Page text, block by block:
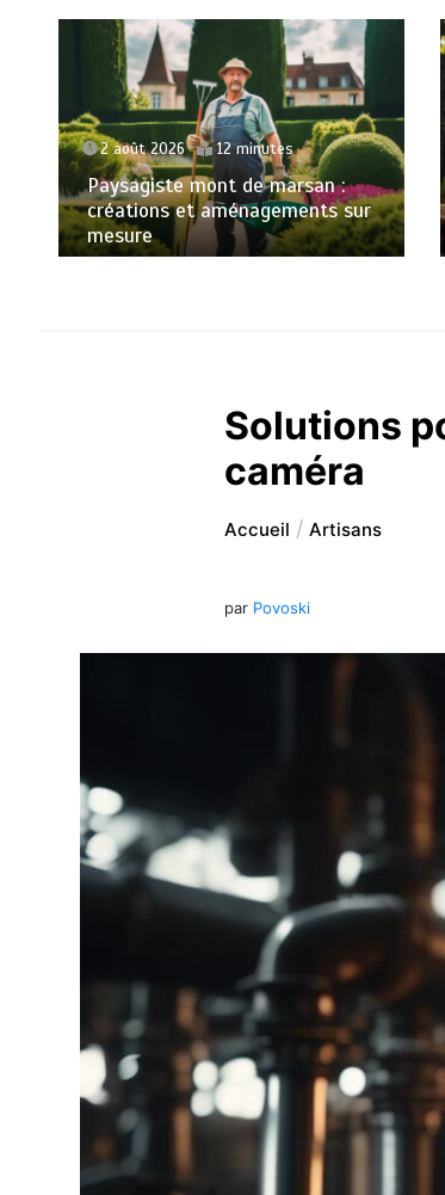
2 août 2026 12 minutes
Paysagiste mont de marsan :
créations et aménagements sur
mesure
Solutions
caméra
Accueil Artisans
par Povoski